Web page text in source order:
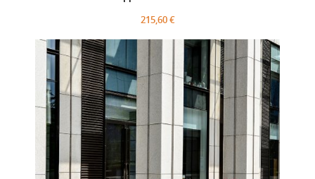
215,60 €